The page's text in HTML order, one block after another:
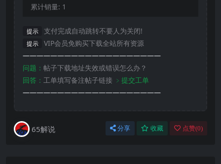
累计销量: 1
提示 支付完成自动跳转不要人为关闭!
提示
VIP会员免购买下载全站所有资源
————————————————————
问题： 帖子下载地址失效或错误怎么办？
回答： 工单填写备注帖子链接 ﹥提交工单
————————————————————
65解说 分享 收藏 点赞(0)